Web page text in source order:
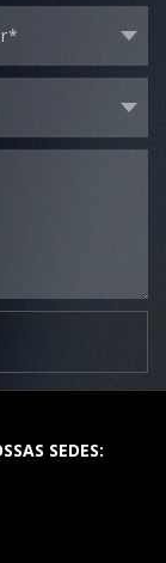
SEDES: